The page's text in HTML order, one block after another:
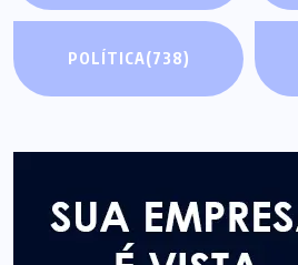
POLÍTICA(738)